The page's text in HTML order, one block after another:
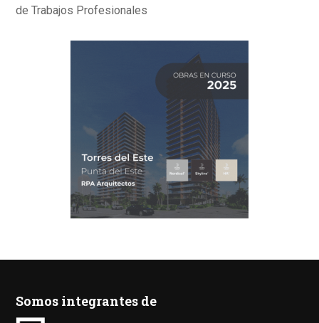
de Trabajos Profesionales
Somos integrantes de